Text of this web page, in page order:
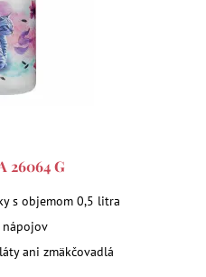
26064 G
s objemom 0,5 litra
nápojov
ani zmäkčovadlá